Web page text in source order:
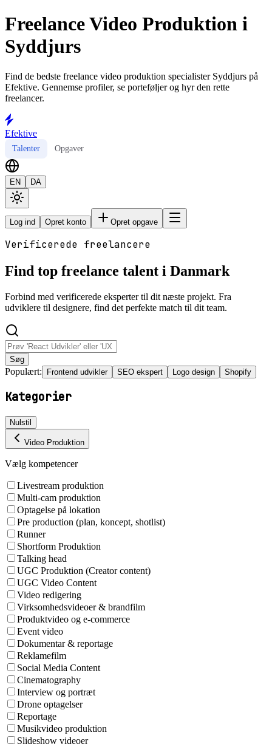
Freelance Video Produktion i
Syddjurs
Find de bedste freelance video produktion specialister Syddjurs på
Efektive. Gennemse profiler, se porteføljer og hyr den rette
freelancer.
Efektive
Talenter Opgaver
EN DA
Log ind Opret konto Opret opgave
Verificerede freelancere
Find top freelance talent i Danmark
Forbind med verificerede eksperter til dit næste projekt. Fra
udviklere til designere, find det perfekte match til dit team.
Søg
Populært: Frontend udvikler SEO ekspert Logo design Shopify
Kategorier
Nulstil
Video Produktion
Vælg kompetencer
Livestream produktion
Multi-cam produktion
Optagelse på lokation
Pre production (plan, koncept, shotlist)
Runner
Shortform Produktion
Talking head
UGC Produktion (Creator content)
UGC Video Content
Video redigering
Virksomhedsvideoer & brandfilm
Produktvideo og e-commerce
Event video
Dokumentar & reportage
Reklamefilm
Social Media Content
Cinematography
Interview og portræt
Drone optagelser
Reportage
Musikvideo produktion
Slideshow videoer